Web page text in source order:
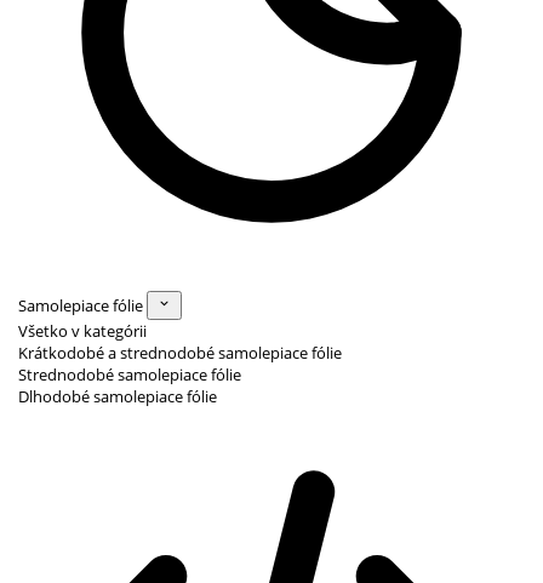
Samolepiace fólie
Všetko v kategórii
Krátkodobé a strednodobé samolepiace fólie
Strednodobé samolepiace fólie
Dlhodobé samolepiace fólie